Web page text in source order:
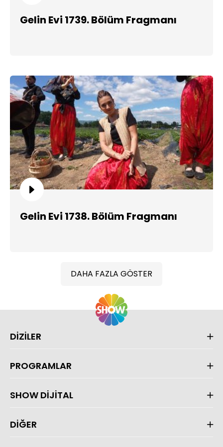
Gelin Evi 1739. Bölüm Fragmanı
Gelin Evi 1738. Bölüm Fragmanı
DAHA FAZLA GÖSTER
DİZİLER
PROGRAMLAR
SHOW DİJİTAL
DİĞER